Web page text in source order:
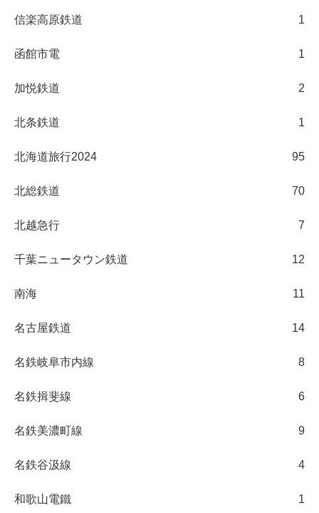
信楽高原鉄道 1
函館市電 1
加悦鉄道 2
北条鉄道 1
北海道旅行2024 95
北総鉄道 70
北越急行 7
千葉ニュータウン鉄道 12
南海 11
名古屋鉄道 14
名鉄岐阜市内線 8
名鉄揖斐線 6
名鉄美濃町線 9
名鉄谷汲線 4
和歌山電鐵 1